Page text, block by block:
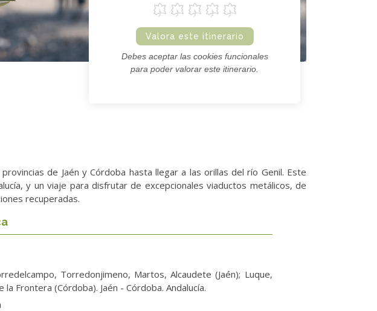
Valora este itinerario
Debes aceptar las cookies funcionales
para poder valorar este itinerario.
de Jaén y Córdoba hasta llegar a las orillas del río Genil. Este
y un viaje para disfrutar de excepcionales viaductos metálicos, de
recuperadas.
Torredonjimeno, Martos, Alcaudete (Jaén); Luque,
Frontera (Córdoba). Jaén - Córdoba. Andalucía.